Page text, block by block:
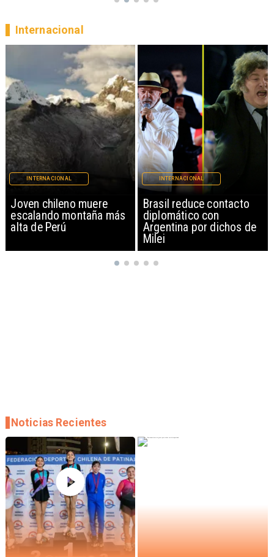
Brasil reduce contacto
diplomático con
Argentina por dichos de
INTERNACIONAL
China restringe
exportación de drones a
EEUU y sanciona
empresas
INTERNACIONAL
Internacional
Noticias Recientes